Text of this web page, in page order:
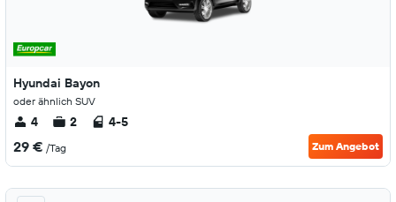
Hyundai Bayon
oder ähnlich SUV
4 2 4-5
29 € /Tag Zum Angebot